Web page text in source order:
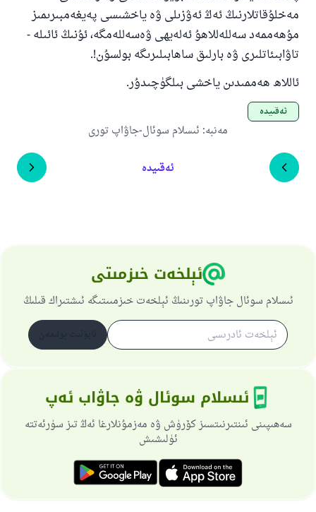
مەخلۇقاتلارنىڭ ئەڭ ئەۋزىلى ۋە ياخشىسى پەيغەمبىرىمىز
مۇھەممەد سەللەللاھۇ ئەلەيھى ۋەسەللەمگە، ئۇنىڭ ئائىلە -
تاۋابىئاتلىرى ۋە بارلىق ساھابىلىرىگە بولسۇن!.
ئاللاھ ھەممىدىن ياخشى بىلگۈچىدۇر.
ئەقىيدە
مەنبە: ئىسلام سوئال-جاۋاپ تورى
ئەقىيدە
ئېلخەت خىزمىتى
ئىسلام سوئال جاۋاپ تورىنىڭ ئېلخەت خىزمىىتىگە ئىشتىراك قىلىڭ
ئىسلام سوئال ۋە جاۋاب ئەپ
سەھىپىنى ئىنتىرنىتسىز كۆرۈش ۋە مەزمۇنلارغا ئەڭ تىز سۈرئەتتە
ئۈلىشىش